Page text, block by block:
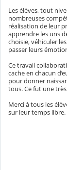
Les élèves, tout
nombreuses
réalisation de leur
apprendre les uns
choisie, véhiculer
passer leurs
Ce travail
cache en chacun
pour donner
tous. Ce fut une
Merci à tous les
sur leur temps libre.